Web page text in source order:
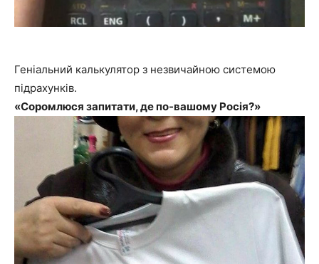
Геніальний калькулятор з незвичайною системою
підрахунків.
«Соромлюся запитати, де по-вашому Росія?»